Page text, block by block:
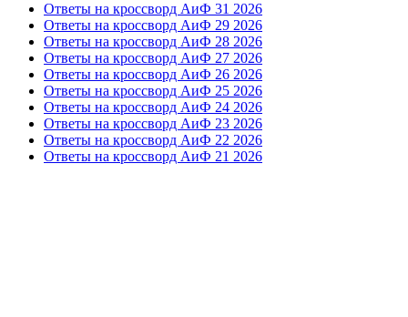
Ответы на кроссворд АиФ 31 2026
Ответы на кроссворд АиФ 29 2026
Ответы на кроссворд АиФ 28 2026
Ответы на кроссворд АиФ 27 2026
Ответы на кроссворд АиФ 26 2026
Ответы на кроссворд АиФ 25 2026
Ответы на кроссворд АиФ 24 2026
Ответы на кроссворд АиФ 23 2026
Ответы на кроссворд АиФ 22 2026
Ответы на кроссворд АиФ 21 2026